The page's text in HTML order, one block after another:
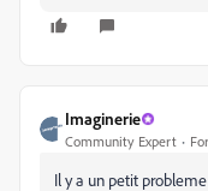
Imaginerie
Community Expert
Il y a un petit